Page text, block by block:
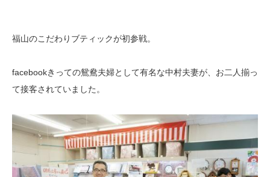
福山のこだわりブティックが初参戦。
facebookきっての鴛鴦夫婦として有名な中村夫妻が、お二人揃っ
て接客されていました。